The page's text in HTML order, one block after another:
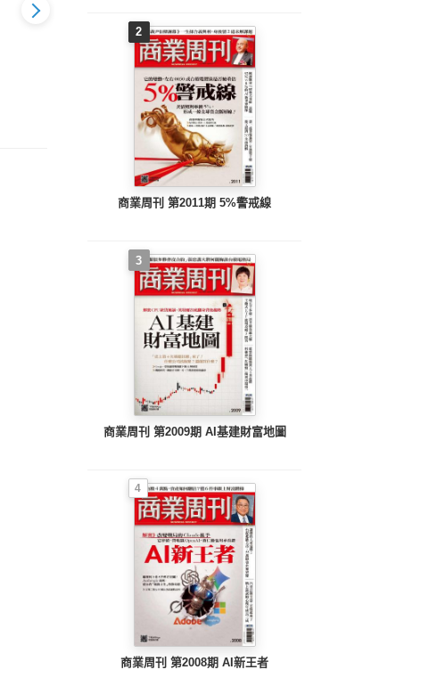
數位時代367期
2
商業周刊 第2011期 5%警戒線
3
商業周刊 第2009期 AI基建財富地圖
4
商業周刊 第2008期 AI新王者